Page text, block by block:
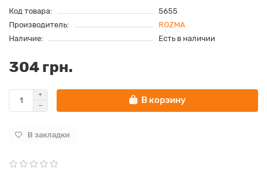
Код товара:
5655
Производитель:
ROZMA
Наличие:
Есть в наличии
304 грн.
В корзину
В закладки